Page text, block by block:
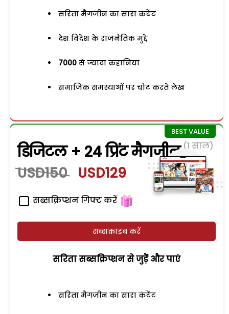
सरिता मैगजीन का सारा कंटेंट
देश विदेश के राजनैतिक मुद्दे
7000 से ज्यादा कहानियां
समाजिक समस्याओं पर चोट करते लेख
डिजिटल + 24 प्रिंट मैगजीन (1 साल)
USD150 USD129
सब्सक्रिप्शन गिफ्ट करें
सब्सक्राइब करें
सरिता सब्सक्रिप्शन से जुड़ेें और पाएं
सरिता मैगजीन का सारा कंटेंट